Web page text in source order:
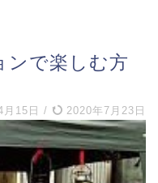
ンで楽しむ方
15日 / 2020年7月23日